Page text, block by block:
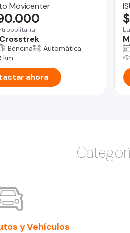
Movicenter
Bencina
Automática
km
ahora
y Vehículos